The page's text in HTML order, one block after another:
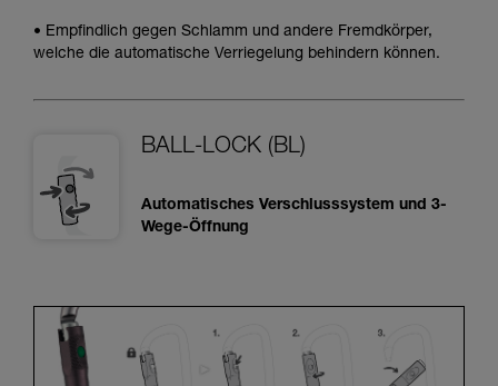
• Empfindlich gegen Schlamm und andere Fremdkörper,
welche die automatische Verriegelung behindern können.
BALL-LOCK (BL)
Automatisches Verschlusssystem und 3-
Wege-Öffnung